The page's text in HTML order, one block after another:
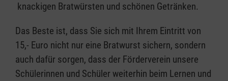
knackigen Bratwürsten und schönen Getränken.
Das Beste ist, dass Sie sich mit Ihrem Eintritt von
15,- Euro nicht nur eine Bratwurst sichern, sondern
auch dafür sorgen, dass der Förderverein unsere
Schülerinnen und Schüler weiterhin beim Lernen und